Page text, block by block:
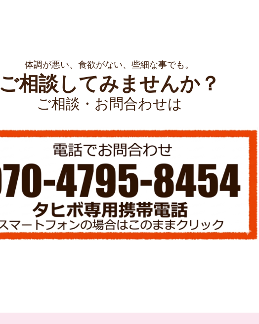
体調が悪い、食欲がない、些細な事でも。
ご相談してみませんか？
ご相談・お問合わせは